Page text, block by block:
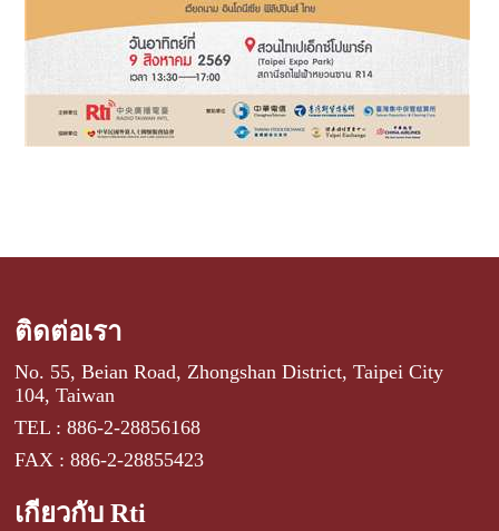
ติดต่อเรา
No. 55, Beian Road, Zhongshan District, Taipei City
104, Taiwan
TEL : 886-2-28856168
FAX : 886-2-28855423
เกี่ยวกับ Rti